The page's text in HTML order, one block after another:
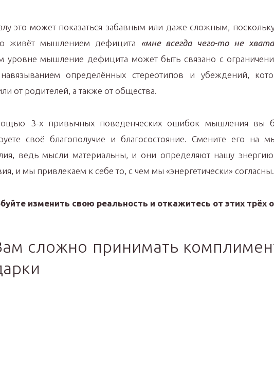
это может показаться забавным или даже сложным,
живёт мышлением дефицита «мне всегда чего-то не
уровне мышление дефицита может быть связано с
определённых стереотипов и убеждений,
от родителей, а также от общества.
3-х привычных поведенческих ошибок мышления вы
своё благополучие и благосостояние. Смените его на
ведь мысли материальны, и они определяют нашу
и мы привлекаем к себе то, с чем мы «энергетически» согласны.
изменить свою реальность и откажитесь от этих трёх
сложно принимать